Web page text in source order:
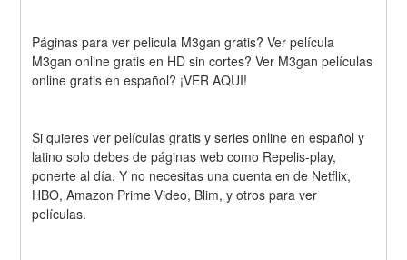
Páginas para ver pelicula M3gan gratis? Ver película
M3gan online gratis en HD sin cortes? Ver M3gan películas
online gratis en español? ¡VER AQUI!
Si quieres ver películas gratis y series online en español y
latino solo debes de páginas web como Repelis-play,
ponerte al día. Y no necesitas una cuenta en de Netflix,
HBO, Amazon Prime Video, Blim, y otros para ver
películas.